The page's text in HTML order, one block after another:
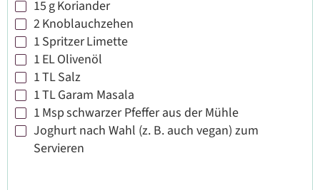
▢
15gKoriander
▢
2Knoblauchzehen
▢
1 SpritzerLimette
▢
1 ELOlivenöl
▢
1TLSalz
▢
1TLGaram Masala
▢
1 Mspschwarzer Pfeffer aus der Mühle
▢
Joghurt nach Wahl (z. B. auch vegan) zum
Servieren